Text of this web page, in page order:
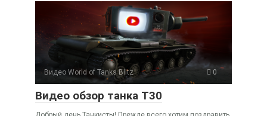
Видео World of Tanks Blitz 0
Видео обзор танка Т30